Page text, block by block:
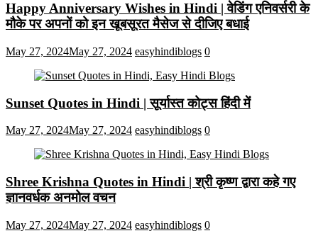
Happy Anniversary Wishes in Hindi | वेडिंग एनिवर्सरी के
मौके पर अपनों को इन खूबसूरत मैसेज से दीजिए बधाई
May 27, 2024May 27, 2024 easyhindiblogs 0
Sunset Quotes in Hindi | सूर्यास्त कोट्स हिंदी में
May 27, 2024May 27, 2024 easyhindiblogs 0
Shree Krishna Quotes in Hindi | श्री कृष्ण द्वारा कहे गए
ज्ञानवर्धक अनमोल वचन
May 27, 2024May 27, 2024 easyhindiblogs 0